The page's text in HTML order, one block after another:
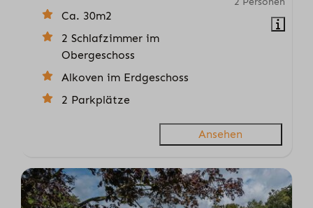
Ca. 30m2
2 Schlafzimmer im
Obergeschoss
Alkoven im Erdgeschoss
2 Parkplätze
Ansehen